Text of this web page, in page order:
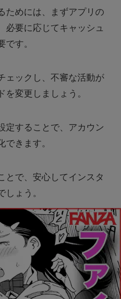
ためには、まずアプリの
必要に応じてキャッシュ
です。
ェックし、不審な活動が
変更しましょう。
定することで、アカウン
できます。
とで、安心してインスタ
しょう。